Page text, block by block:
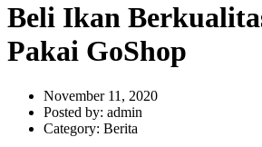
Beli Ikan
Pakai GoShop
November 11, 2020
Posted by: admin
Category: Berita